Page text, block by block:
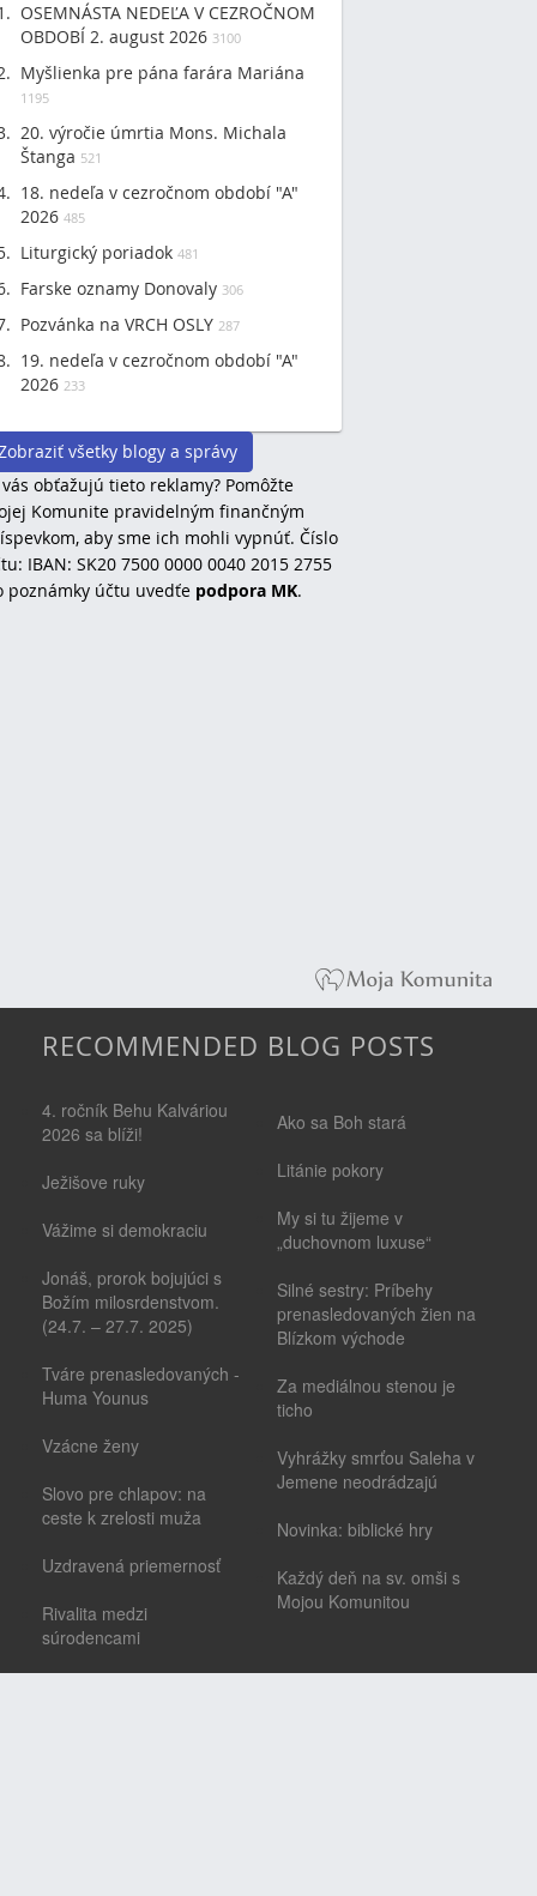
OSEMNÁSTA NEDEĽA V CEZROČNOM
OBDOBÍ 2. august 2026 3100
Myšlienka pre pána farára Mariána
1195
20. výročie úmrtia Mons. Michala
Štanga 521
18. nedeľa v cezročnom období "A"
2026 485
Liturgický poriadok 481
Farske oznamy Donovaly 306
Pozvánka na VRCH OSLY 287
19. nedeľa v cezročnom období "A"
2026 233
všetky blogy a správy
obťažujú tieto reklamy? Pomôžte
Komunite pravidelným finančným
aby sme ich mohli vypnúť. Číslo
IBAN: SK20 7500 0000 0040 2015 2755
poznámky účtu uvedťe podpora MK.
RECOMMENDED BLOG POSTS
4. ročník Behu Kalváriou
2026 sa blíži!
Ježišove ruky
Vážime si demokraciu
Jonáš, prorok bojujúci s
Božím milosrdenstvom.
(24.7. – 27.7. 2025)
Tváre prenasledovaných -
Huma Younus
Vzácne ženy
Slovo pre chlapov: na
ceste k zrelosti muža
Uzdravená priemernosť
Rivalita medzi
súrodencami
Ako sa Boh stará
Litánie pokory
My si tu žijeme v
„duchovnom luxuse“
Silné sestry: Príbehy
prenasledovaných žien na
Blízkom východe
Za mediálnou stenou je
ticho
Vyhrážky smrťou Saleha v
Jemene neodrádzajú
Novinka: biblické hry
Každý deň na sv. omši s
Mojou Komunitou